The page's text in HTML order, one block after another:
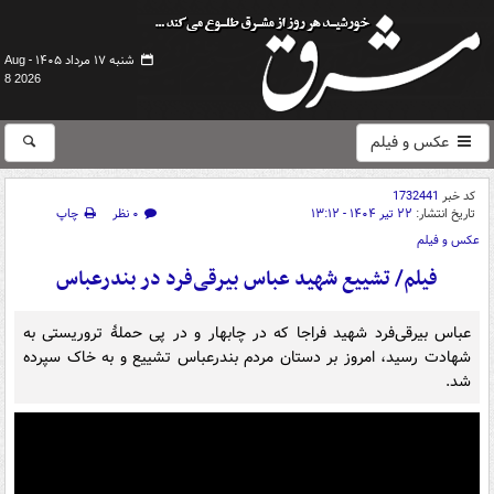
شنبه ۱۷ مرداد ۱۴۰۵ -
Aug
8 2026
عکس و فیلم
کد خبر 1732441
تاریخ انتشار: ۲۲ تیر ۱۴۰۴ - ۱۳:۱۲ ۰ نظر
چاپ
عکس و فیلم
فیلم/ تشییع شهید عباس بیرقی‌فرد در بندرعباس
عباس بیرقی‌فرد شهید فراجا که در چابهار و در پی حملهٔ تروریستی به
شهادت رسید، امروز بر دستان مردم بندرعباس تشییع و به خاک سپرده
شد.